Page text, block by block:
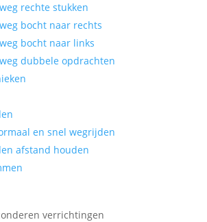
rechte stukken
bocht naar rechts
bocht naar links
dubbele opdrachten
en snel wegrijden
afstand houden
verrichtingen